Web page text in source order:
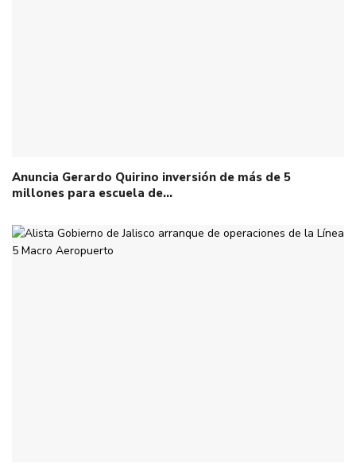
Anuncia Gerardo Quirino inversión de más de 5
millones para escuela de…